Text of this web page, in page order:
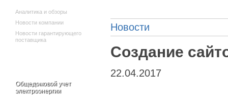
Аналитика и обзоры
Новости компании
Новости гарантирующего
поставщика
Общедомовой учет
электроэнергии
Новости
Создание
22.04.2017